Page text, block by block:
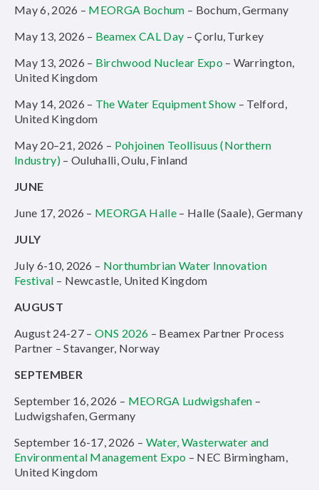
May 6, 2026 – MEORGA Bochum – Bochum, Germany
May 13, 2026 – Beamex CAL Day – Çorlu, Turkey
May 13, 2026 – Birchwood Nuclear Expo– Warrington,
United Kingdom
May 14, 2026 – The Water Equipment Show – Telford,
United Kingdom
May 20–21, 2026 – Pohjoinen Teollisuus (Northern
Industry)– Ouluhalli, Oulu, Finland
JUNE
June 17, 2026 – MEORGA Halle– Halle (Saale), Germany
JULY
July 6-10, 2026 – Northumbrian Water Innovation
Festival – Newcastle, United Kingdom
AUGUST
August 24-27 – ONS 2026 – Beamex Partner Process
Partner – Stavanger, Norway
SEPTEMBER
September 16, 2026 – MEORGA Ludwigshafen –
Ludwigshafen, Germany
September 16-17, 2026 – Water, Wasterwater and
Environmental Management Expo – NEC Birmingham,
United Kingdom